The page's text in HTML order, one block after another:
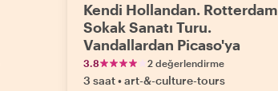
Kendi Hollandan. Rotterdam
Sokak Sanatı Turu.
Vandallardan Picaso'ya
3.8 2 değerlendirme
3 saat•art-&-culture-tours